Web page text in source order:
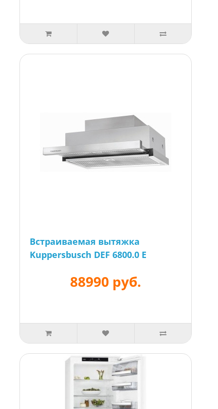
Встраиваемая вытяжка
Kuppersbusch DEF 6800.0 E
88990 руб.